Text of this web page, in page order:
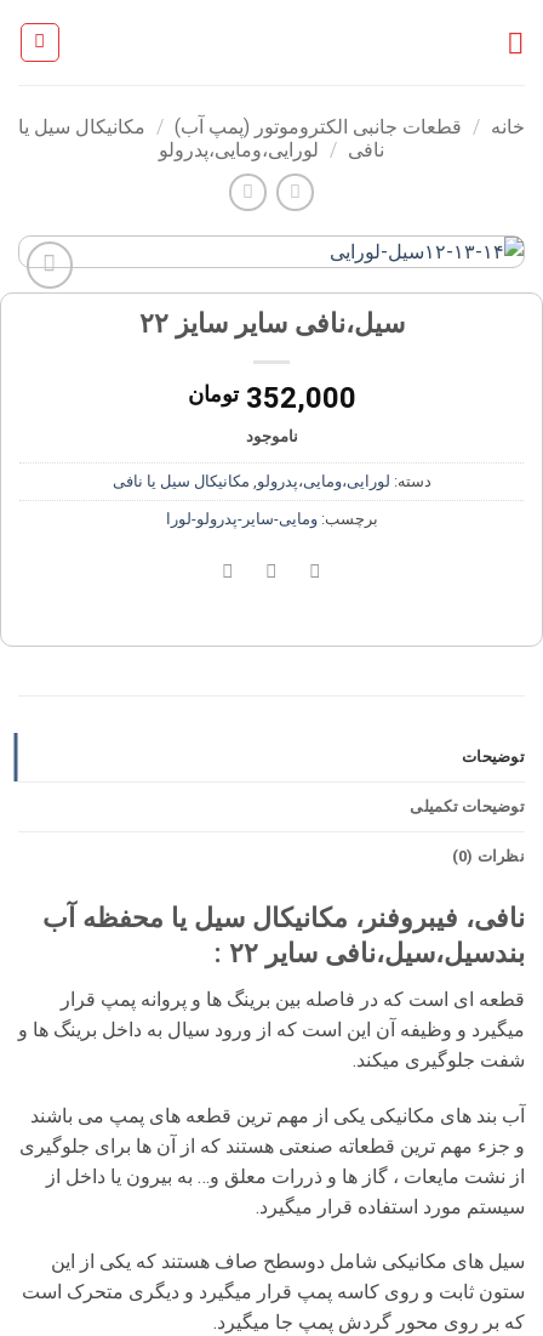
خانه / قطعات جانبی الکتروموتور (پمپ آب) / مکانیکال سیل یا
نافی / لورایی،ومایی،پدرولو
سیل،نافی سایر سایز ۲۲
352,000 تومان
ناموجود
دسته: لورایی،ومایی،پدرولو مکانیکال سیل یا نافی
برچسب:ومایی-سایر-پدرولو-لورا
توضیحات
توضیحات تکمیلی
نظرات (0)
نافی، فیبروفنر، مکانیکال سیل یا محفظه آب
بندسیل،سیل،نافی سایر ۲۲ :
قطعه ای است که در فاصله بین برینگ ها و پروانه پمپ قرار
میگیرد و وظیفه آن این است که از ورود سیال به داخل برینگ ها و
شفت جلوگیری میکند.
آب بند های مکانیکی یکی از مهم ترین قطعه های پمپ می باشند
و جزء مهم ترین قطعاته صنعتی هستند که از آن ها برای جلوگیری
از نشت مایعات ، گاز ها و ذررات معلق و… به بیرون یا داخل از
سیستم مورد استفاده قرار میگیرد.
سیل های مکانیکی شامل دوسطح صاف هستند که یکی از این
ستون ثابت و روی کاسه پمپ قرار میگیرد و دیگری متحرک است
که بر روی محور گردش پمپ جا میگیرد.